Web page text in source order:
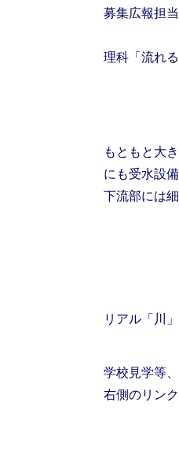
募集広報担
理科「流れ
もともと大
にも受水設
下流部には
リアル「川
学校見学等
右側のリン